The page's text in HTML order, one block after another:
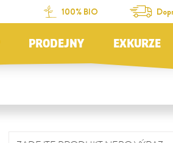
100% BIO
PRODEJNY EXKURZE